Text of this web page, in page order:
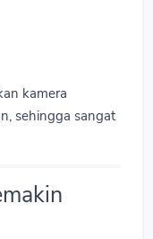
kamera
sehingga sangat